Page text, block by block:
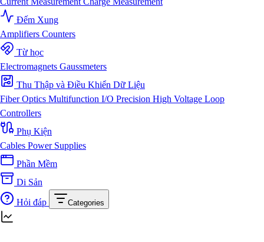
Đếm Xung
Amplifiers Counters
Từ học
Electromagnets Gaussmeters
Thu Thập và Điều Khiển Dữ Liệu
Fiber Optics Multifunction I/O Precision High Voltage Loop
Controllers
Phụ Kiện
Cables Power Supplies
Phần Mềm
Di Sản
Hỏi đáp
Categories